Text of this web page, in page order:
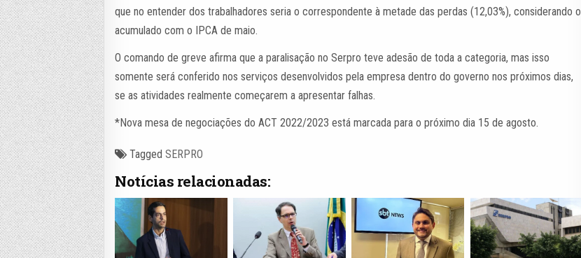
que no entender dos trabalhadores seria o correspondente à metade das perdas (12,03%), considerando o
acumulado com o IPCA de maio.
O comando de greve afirma que a paralisação no Serpro teve adesão de toda a categoria, mas isso
somente será conferido nos serviços desenvolvidos pela empresa dentro do governo nos próximos dias,
se as atividades realmente começarem a apresentar falhas.
*Nova mesa de negociações do ACT 2022/2023 está marcada para o próximo dia 15 de agosto.
TaggedSERPRO
Notícias relacionadas: